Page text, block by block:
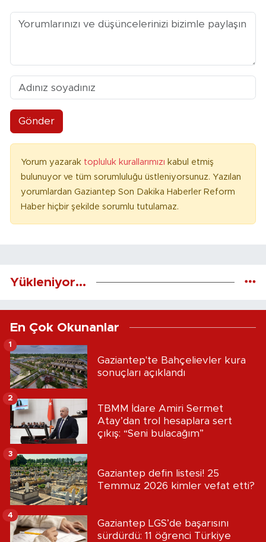
Gönder
Yorum yazarak topluluk kurallarımızı kabul etmiş
bulunuyor ve tüm sorumluluğu üstleniyorsunuz. Yazılan
yorumlardan Gaziantep Son Dakika Haberler Reform
Haber hiçbir şekilde sorumlu tutulamaz.
Yükleniyor...
En Çok Okunanlar
Gaziantep'te Bahçelievler kura
sonuçları açıklandı
1
TBMM İdare Amiri Sermet
Atay’dan trol hesaplara sert
çıkış: “Seni bulacağım”
2
Gaziantep defin listesi! 25
Temmuz 2026 kimler vefat etti?
3
Gaziantep LGS’de başarısını
sürdürdü: 11 öğrenci Türkiye
4